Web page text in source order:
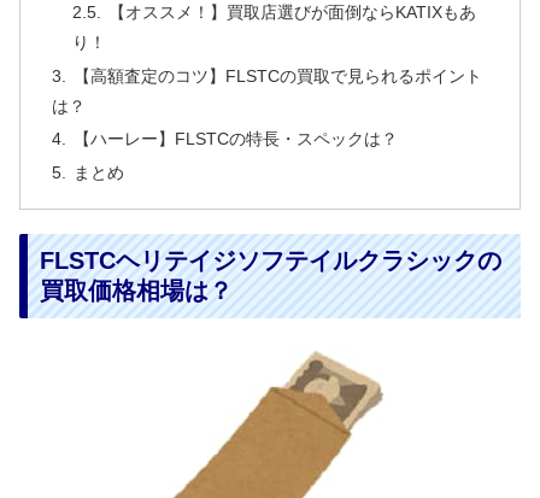
【オススメ！】買取店選びが面倒ならKATIXもあ
り！
【高額査定のコツ】FLSTCの買取で見られるポイント
は？
【ハーレー】FLSTCの特長・スペックは？
まとめ
FLSTCヘリテイジソフテイルクラシックの
買取価格相場は？